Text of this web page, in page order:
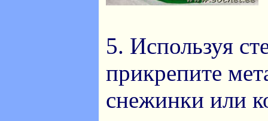
5. Используя
прикрепите
снежинки или